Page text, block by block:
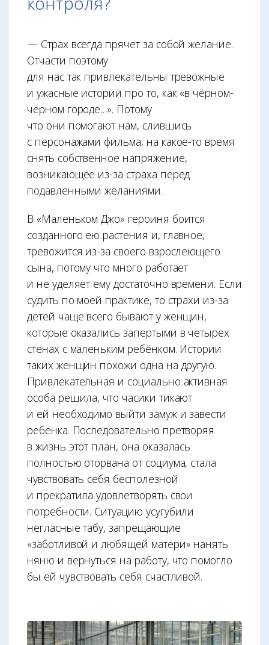
— Страх всегда прячет за собой желание.
Отчасти поэтому
для нас так привлекательны тревожные
и ужасные истории про то, как «в чёрном-
чёрном городе…». Потому
что они помогают нам, слившись
с персонажами фильма, на какое-то время
снять собственное напряжение,
возникающее из-за страха перед
подавленными желаниями.
В «Маленьком Джо» героиня боится
созданного ею растения и, главное,
тревожится из-за своего взрослеющего
сына, потому что много работает
и не уделяет ему достаточно времени. Если
судить по моей практике, то страхи из-за
детей чаще всего бывают у женщин,
которые оказались запертыми в четырёх
стенах с маленьким ребёнком. Истории
таких женщин похожи одна на другую.
Привлекательная и социально активная
особа решила, что часики тикают
и ей необходимо выйти замуж и завести
ребёнка. Последовательно претворяя
в жизнь этот план, она оказалась
полностью оторвана от социума, стала
чувствовать себя бесполезной
и прекратила удовлетворять свои
потребности. Ситуацию усугубили
негласные табу, запрещающие
«заботливой и любящей матери» нанять
няню и вернуться на работу, что помогло
бы ей чувствовать себя счастливой.